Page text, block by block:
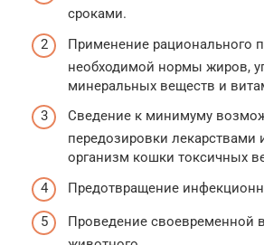
сроками.
Применение рационального
необходимой нормы жиров,
минеральных веществ и
Сведение к минимуму
передозировки лекарствами
организм кошки токсичных
Предотвращение
Проведение своевременной